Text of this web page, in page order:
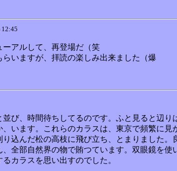
アルして、再登場だ（笑
いますが、拝読の楽しみ出来ました（爆
び、時間待ちしてるのです。ふと見ると辺り
います。これらのカラスは、東京で頻繁に見
込んだ松の高枝に飛び立ち、とまりました。
全部自然界の物で賄つています。双眼鏡を
カラスを思い出すのでした。